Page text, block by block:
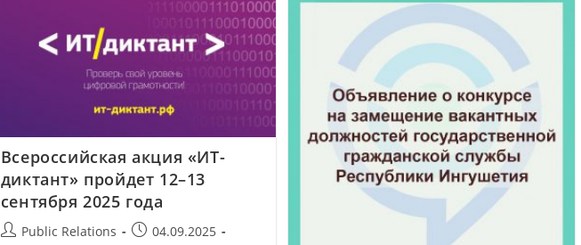
Всероссийская акция «ИТ-
диктант» пройдет 12–13
сентября 2025 года
Public Relations
04.09.2025